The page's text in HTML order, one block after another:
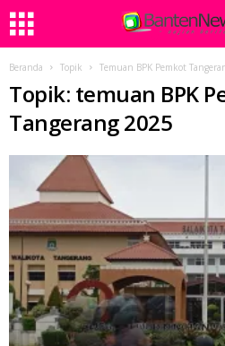
Beranda Topik Temuan BPK Pemkot
Topik: temuan BPK
Tangerang 2025